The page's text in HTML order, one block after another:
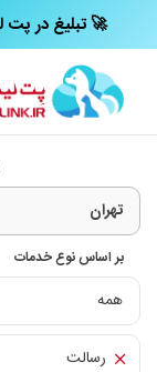
← تبلیغ در پت‌ لینک = دیده شدن در لینک‌های اول گوگل 🚀
بر اساس نوع خدمات